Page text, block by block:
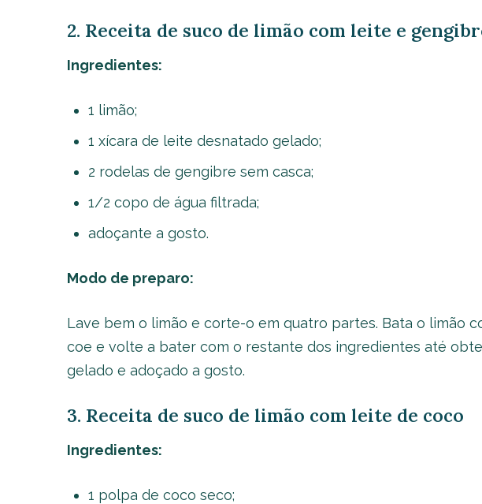
2. Receita de suco de limão com leite e
Ingredientes:
1 limão;
1 xícara de leite desnatado gelado;
2 rodelas de gengibre sem casca;
1/2 copo de água filtrada;
adoçante a gosto.
Modo de preparo:
Lave bem o limão e corte-o em quatro partes. Bata o limão
coe e volte a bater com o restante dos ingredientes até
gelado e adoçado a gosto.
3. Receita de suco de limão com leite de coco
Ingredientes:
1 polpa de coco seco;